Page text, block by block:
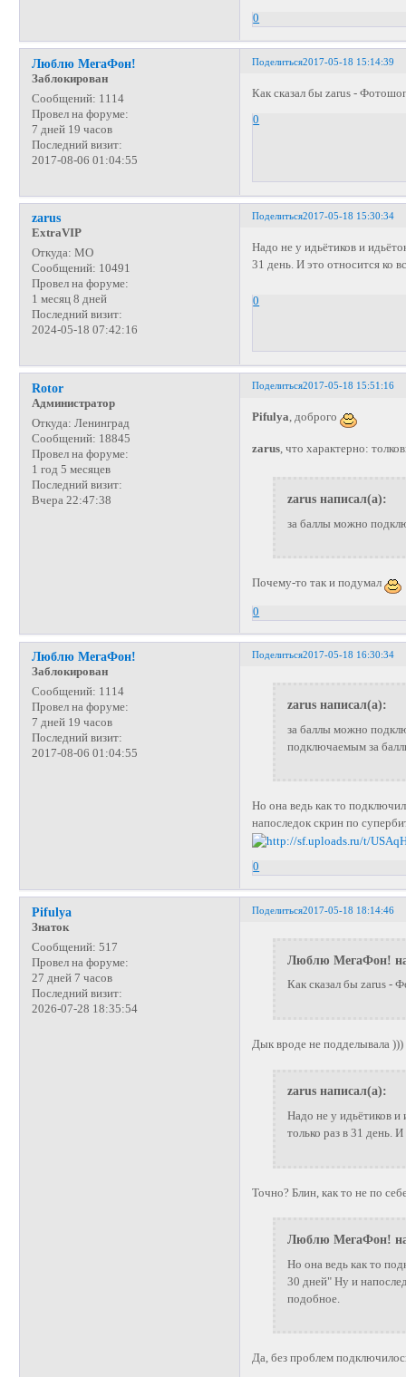
0
Поделиться2017-05-18 15:14:39
Люблю МегаФон!
Заблокирован
Сообщений: 1114
Провел на форуме:
7 дней 19 часов
Последний визит:
2017-08-06 01:04:55
Как сказал бы zarus -
0
Поделиться2017-05-18 15:30:34
zarus
ExtraVIP
Откуда: МО
Сообщений: 10491
Провел на форуме:
1 месяц 8 дней
Последний визит:
2024-05-18 07:42:16
Надо не у идьётиков и
31 день. И это относится ко
0
Поделиться2017-05-18 15:51:16
Rotor
Администратор
Откуда: Ленинград
Сообщений: 18845
Провел на форуме:
1 год 5 месяцев
Последний визит:
Вчера 22:47:38
Pifulya, доброго
zarus, что характерно:
zarus написал(а):
за баллы можно
Почему-то так и подумал
0
Поделиться2017-05-18 16:30:34
Люблю МегаФон!
Заблокирован
Сообщений: 1114
Провел на форуме:
7 дней 19 часов
Последний визит:
2017-08-06 01:04:55
zarus написал(а):
за баллы можно
подключаемым за
Но она ведь как то
напоследок скрин по
0
Поделиться2017-05-18 18:14:46
Pifulya
Знаток
Сообщений: 517
Провел на форуме:
27 дней 7 часов
Последний визит:
2026-07-28 18:35:54
Люблю МегаФон!
Как сказал бы zarus -
Дык вроде не подделывала )))
zarus написал(а):
Надо не у идьётиков
только раз в 31 день.
Точно? Блин, как то не по
Люблю МегаФон!
Но она ведь как то
30 дней" Ну и
подобное.
Да, без проблем